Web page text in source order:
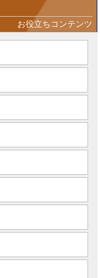
お役立ちコンテンツ